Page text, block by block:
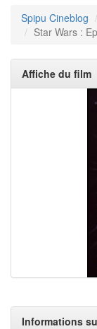
Spipu Cineblog
Star Wars :
Affiche du film
Informations